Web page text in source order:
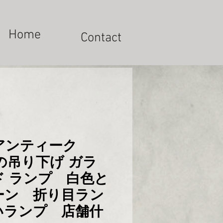
Home Contact
ティーク
吊り下げ ガラ
ランプ 白色と
ン 折り目ラン
ンプ 店舗什